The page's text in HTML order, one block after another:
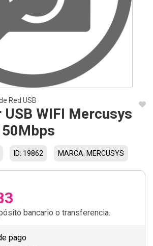
Red USB
WIFI Mercusys
ID: 19862 MARCA: MERCUSYS
bancario o transferencia.
pago